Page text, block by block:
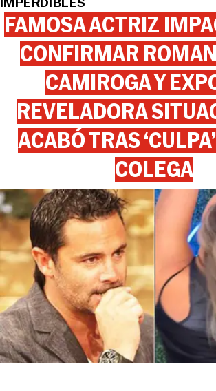
FAMOSA ACTRIZ
CONFIRMAR
CAMIROGA Y
REVELADORA
ACABÓ TRAS
COLEGA